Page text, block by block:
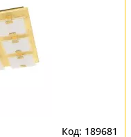
189681